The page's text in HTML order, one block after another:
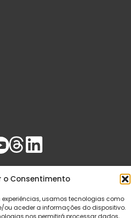
o Consentimento
experiências, usamos tecnologias como
ou aceder a informações do dispositivo.
nos permitirá processar dados,
de Emergência. Todos os